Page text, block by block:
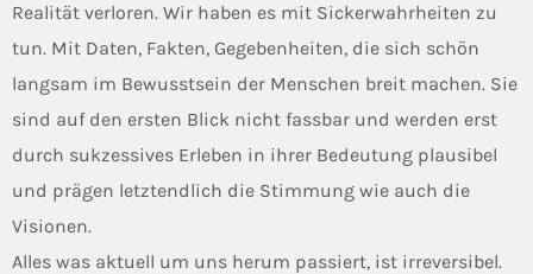
Realität verloren. Wir haben es mit Sickerwahrheiten zu
tun. Mit Daten, Fakten, Gegebenheiten, die sich schön
langsam im Bewusstsein der Menschen breit machen. Sie
sind auf den ersten Blick nicht fassbar und werden erst
durch sukzessives Erleben in ihrer Bedeutung plausibel
und prägen letztendlich die Stimmung wie auch die
Visionen.
Alles was aktuell um uns herum passiert, ist irreversibel.